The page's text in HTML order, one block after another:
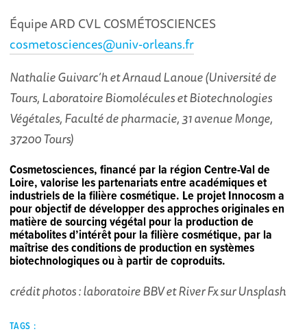
Équipe ARD CVL COSMÉTOSCIENCES
cosmetosciences@univ-orleans.fr
Nathalie Guivarc’h et Arnaud Lanoue (Université de
Tours,Laboratoire Biomolécules et Biotechnologies
Végétales, Faculté de pharmacie, 31 avenue Monge,
37200 Tours)
Cosmetosciences, financé par la région Centre-Val de
Loire, valorise les partenariats entre académiques et
industriels de la filière cosmétique. Le projet Innocosm a
pour objectif de développer des approches originales en
matière de sourcing végétal pour la production de
métabolites d’intérêt pour la filière cosmétique, par la
maîtrise des conditions de production en systèmes
biotechnologiques ou à partir de coproduits.
crédit photos : laboratoire BBV et River Fx sur Unsplash
TAGS :